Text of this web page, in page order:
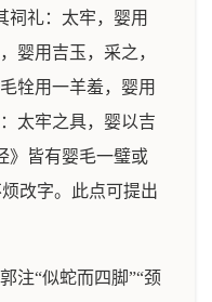
祠礼：太牢，婴用
婴用吉玉，采之，
牷用一羊羞，婴用
太牢之具，婴以吉
》皆有婴毛一璧或
改字。此点可提出
注“似蛇而四脚”“颈